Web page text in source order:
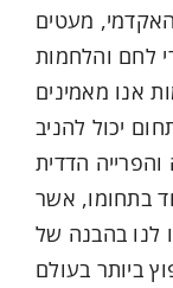
מעטים
אנו מאמינים
יכול להניב
בתחומו, אשר
לנו בהבנה של